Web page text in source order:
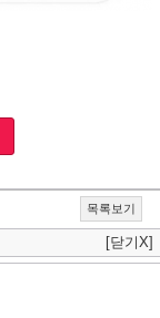
목록보기
[닫기X]